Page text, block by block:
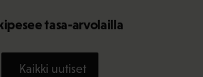
tasa-arvolailla
Kaikki uutiset